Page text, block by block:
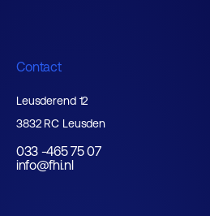
Contact
Leusderend 12
3832 RC Leusden
033 -465 75 07
info@fhi.nl